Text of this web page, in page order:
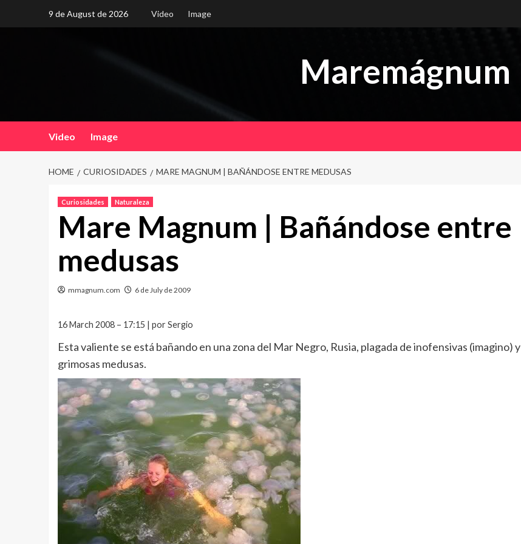
9 de August de 2026 Video Image
Maremágnum
Video Image
HOME CURIOSIDADES MARE MAGNUM | BAÑÁNDOSE ENTRE MEDUSAS
Curiosidades Naturaleza
Mare Magnum | Bañándose entre
medusas
mmagnum.com 6 de July de 2009
16 March 2008 – 17:15 | por Sergio
Esta valiente se está bañando en una zona del Mar Negro, Rusia, plagada de inofensivas (imagino) y
grimosas medusas.